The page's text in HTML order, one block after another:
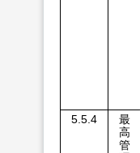
5.5.4
最
高
管